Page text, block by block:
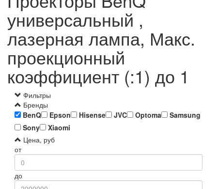
универсальный ,
лазерная лампа, Макс.
проекционный
коэффициент (:1) до 1
Фильтры
Бренды
BenQ
Epson Hisense JVC Optoma
Samsung
Sony
Xiaomi
Цена, руб
от
до